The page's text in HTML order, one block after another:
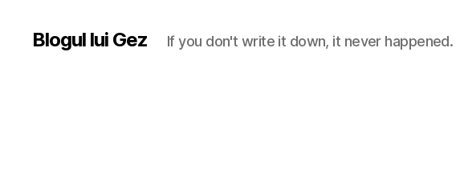
Blogul lui Gez If you don't write it down, it never happened.